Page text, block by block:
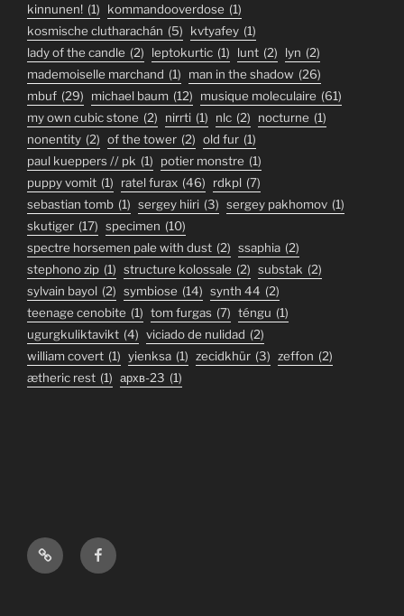
kinnunen! (1) kommandooverdose (1)
kosmische clutharachán (5) kvtyafey (1)
lady of the candle (2) leptokurtic (1) lunt (2) lyn (2)
mademoiselle marchand (1) man in the shadow (26)
mbuf (29) michael baum (12) musique moleculaire (61)
my own cubic stone (2) nirrti (1) nlc (2) nocturne (1)
nonentity (2) of the tower (2) old fur (1)
paul kueppers // pk (1) potier monstre (1)
puppy vomit (1) ratel furax (46) rdkpl (7)
sebastian tomb (1) sergey hiiri (3) sergey pakhomov (1)
skutiger (17) specimen (10)
spectre horsemen pale with dust (2) ssaphia (2)
stephono zip (1) structure kolossale (2) substak (2)
sylvain bayol (2) symbiose (14) synth 44 (2)
teenage cenobite (1) tom furgas (7) téngu (1)
ugurgkuliktavikt (4) viciado de nulidad (2)
william covert (1) yienksa (1) zecidkhür (3) zeffon (2)
ætheric rest (1) архв-23 (1)
BandcampFacebook